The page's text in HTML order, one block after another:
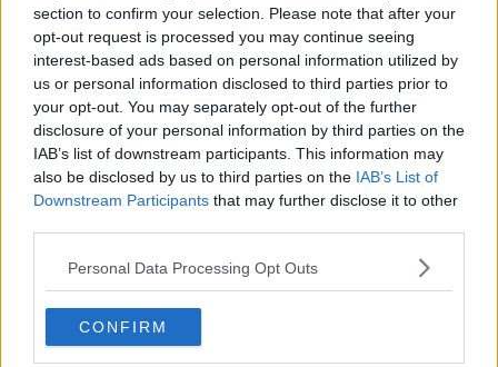
section to confirm your selection. Please note that after your
opt-out request is processed you may continue seeing
interest-based ads based on personal information utilized by
us or personal information disclosed to third parties prior to
your opt-out. You may separately opt-out of the further
disclosure of your personal information by third parties on the
IAB’s list of downstream participants. This information may
also be disclosed by us to third parties on the IAB’s List of
Downstream Participants that may further disclose it to other
Personal Data Processing Opt Outs
CONFIRM